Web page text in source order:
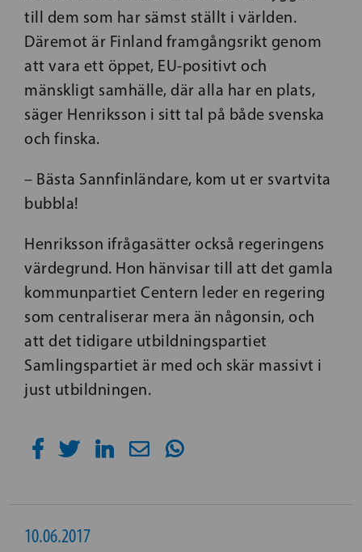
till dem som har sämst ställt i världen.
Däremot är Finland framgångsrikt genom
att vara ett öppet, EU-positivt och
mänskligt samhälle, där alla har en plats,
säger Henriksson i sitt tal på både svenska
och finska.
– Bästa Sannfinländare, kom ut er svartvita
bubbla!
Henriksson ifrågasätter också regeringens
värdegrund. Hon hänvisar till att det gamla
kommunpartiet Centern leder en regering
som centraliserar mera än någonsin, och
att det tidigare utbildningspartiet
Samlingspartiet är med och skär massivt i
just utbildningen.
10.06.2017